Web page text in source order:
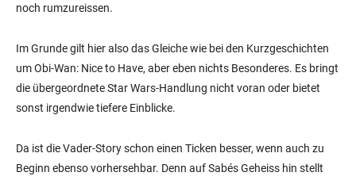
noch rumzureissen.
Im Grunde gilt hier also das Gleiche wie bei den Kurzgeschichten
um Obi-Wan: Nice to Have, aber eben nichts Besonderes. Es bringt
die übergeordnete Star Wars-Handlung nicht voran oder bietet
sonst irgendwie tiefere Einblicke.
Da ist die Vader-Story schon einen Ticken besser, wenn auch zu
Beginn ebenso vorhersehbar. Denn auf Sabés Geheiss hin stellt